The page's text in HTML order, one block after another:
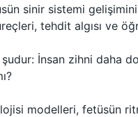
sinir sistemi
tehdit algısı ve
İnsan zihni daha
modelleri, fetüsün